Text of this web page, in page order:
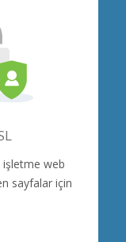
işletme web
sayfalar için